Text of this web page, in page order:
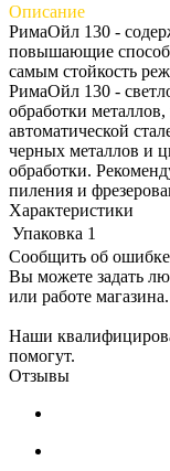
Описание
РимаОйл 130 -
повышающие
самым стойкость
РимаОйл 130 -
обработки
автоматической
черных металлов и
обработки.
пиления и
Характеристики
Упаковка 1
Сообщить об
Вы можете задать
или работе магазина.
Наши
помогут.
Отзывы